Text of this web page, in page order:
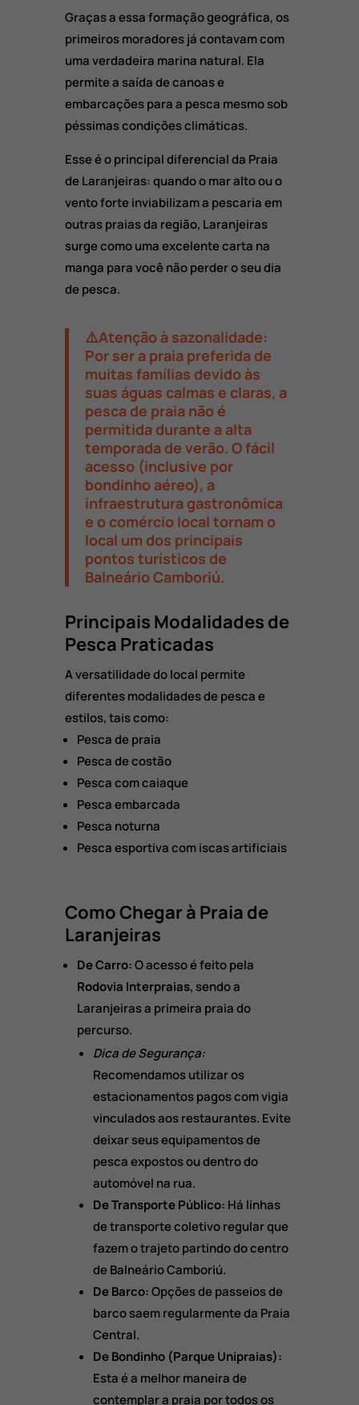
Graças a essa formação geográfica,os
primeiros moradores já contavam com
uma verdadeira marina natural. Ela
permite a saída de canoas e
embarcações para a pesca mesmo sob
péssimas condições climáticas.
Esse é o principal diferencial da Praia
de Laranjeiras:quando o mar alto ou o
vento forte inviabilizam a pescaria em
outras praias da região, Laranjeiras
surge como uma excelente carta na
manga para você não perder o seu dia
de pesca.
⚠️Atenção à sazonalidade:
Por ser a praia preferida de
muitas famílias devido às
suas águas calmas e claras, a
pesca de praia não é
permitida durante a alta
temporada de verão. O fácil
acesso (inclusive por
bondinho aéreo), a
infraestrutura gastronômica
e o comércio local tornam o
local um dos principais
pontos turísticos de
Balneário Camboriú.
Principais Modalidades de
Pesca Praticadas
A versatilidade do local permite
diferentes modalidades de pesca e
estilos,tais como:
Pesca de praia
Pesca de costão
Pesca com caiaque
Pesca embarcada
Pesca noturna
Pesca esportiva com iscas artificiais
Como Chegar à Praia de
Laranjeiras
De Carro:O acesso é feito pela
Rodovia Interpraias, sendo a
Laranjeiras a primeira praia do
percurso.
Dica de Segurança:
Recomendamos utilizar os
estacionamentos pagos com vigia
vinculados aos restaurantes. Evite
deixar seus equipamentos de
pesca expostos ou dentro do
automóvel na rua.
De Transporte Público: Há linhas
de transporte coletivo regular que
fazem o trajeto partindo do centro
de Balneário Camboriú.
De Barco:Opções de passeios de
barco saem regularmente da Praia
Central.
De Bondinho (Parque Unipraias):
Esta é a melhor maneira de
contemplar a praia por todos os